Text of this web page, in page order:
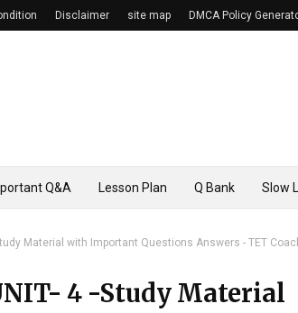
Disclaimer site map DMCA Policy
Q&A Lesson Plan Q Bank Slow
Study Material with Important Questions Answers - TET
4 -Study Material